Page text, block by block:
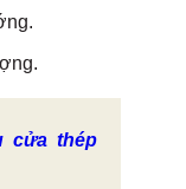
cửa thép